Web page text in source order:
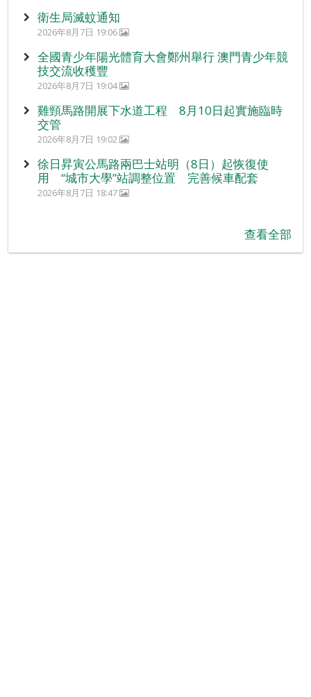
衛生局滅蚊通知
2026年8月7日 19:06
全國青少年陽光體育大會鄭州舉行 澳門青少年競
技交流收穫豐
2026年8月7日 19:04
雞頸馬路開展下水道工程 8月10日起實施臨時
交管
2026年8月7日 19:02
徐日昇寅公馬路兩巴士站明（8日）起恢復使
用 “城市大學”站調整位置 完善候車配套
2026年8月7日 18:47
查看全部